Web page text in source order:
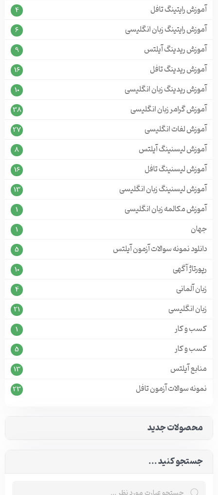
آموزش رایتینگ تافل 4
آموزش رایتینگ زبان انگلیسی 6
آموزش ریدینگ آیلتس 9
آموزش ریدینگ تافل 16
آموزش ریدینگ زبان انگلیسی 10
آموزش گرامر زبان انگلیسی 38
آموزش لغات انگلیسی 27
آموزش لیسنینگ آیلتس 8
آموزش لیسنینگ تافل 16
آموزش لیسنینگ زبان انگلیسی 13
آموزش مکالمه زبان انگلیسی 1
جهان 1
دانلود نمونه سوالات آزمون آیلتس 5
رپورتاژ آگهی 10
زبان آلمانی 4
زبان انگلیسی 21
کسب و کار 1
کسب و کار 5
منابع آیلتس 13
نمونه سوالات آزمون تافل 23
محصولات جدید
جستجو کنید ...